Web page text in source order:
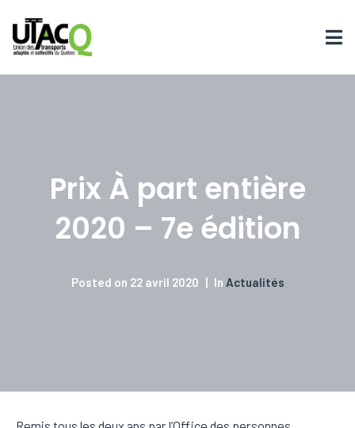
Prix À part entière
2020 – 7e édition
Posted on 22 avril 2020 In Actualités